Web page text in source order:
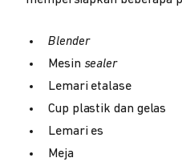
Blender
Mesin sealer
Lemari etalase
Cup plastik dan gelas
Lemari es
Meja